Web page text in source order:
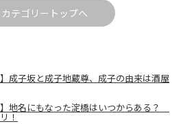
カテゴリートップへ
】成子坂と成子地蔵尊、成子の由来は酒屋
】地名にもなった淀橋はいつからある？
！